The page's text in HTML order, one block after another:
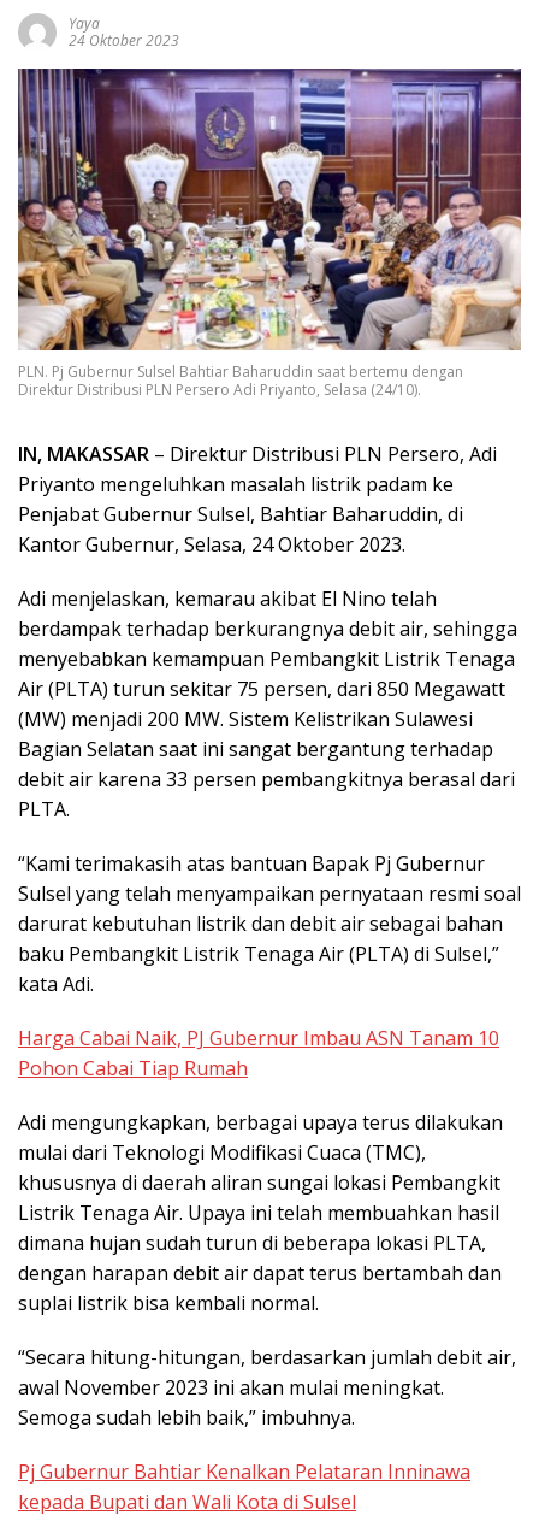
Yaya
24 Oktober 2023
PLN. Pj Gubernur Sulsel Bahtiar Baharuddin saat bertemu dengan
Direktur Distribusi PLN Persero Adi Priyanto, Selasa (24/10).
IN, MAKASSAR – Direktur Distribusi PLN Persero, Adi
Priyanto mengeluhkan masalah listrik padam ke
Penjabat Gubernur Sulsel, Bahtiar Baharuddin, di
Kantor Gubernur, Selasa, 24 Oktober 2023.
Adi menjelaskan, kemarau akibat El Nino telah
berdampak terhadap berkurangnya debit air, sehingga
menyebabkan kemampuan Pembangkit Listrik Tenaga
Air (PLTA) turun sekitar 75 persen, dari 850 Megawatt
(MW) menjadi 200 MW. Sistem Kelistrikan Sulawesi
Bagian Selatan saat ini sangat bergantung terhadap
debit air karena 33 persen pembangkitnya berasal dari
PLTA.
“Kami terimakasih atas bantuan Bapak Pj Gubernur
Sulsel yang telah menyampaikan pernyataan resmi soal
darurat kebutuhan listrik dan debit air sebagai bahan
baku Pembangkit Listrik Tenaga Air (PLTA) di Sulsel,”
kata Adi.
Harga Cabai Naik, PJ Gubernur Imbau ASN Tanam 10
Pohon Cabai Tiap Rumah
Adi mengungkapkan, berbagai upaya terus dilakukan
mulai dari Teknologi Modifikasi Cuaca (TMC),
khususnya di daerah aliran sungai lokasi Pembangkit
Listrik Tenaga Air. Upaya ini telah membuahkan hasil
dimana hujan sudah turun di beberapa lokasi PLTA,
dengan harapan debit air dapat terus bertambah dan
suplai listrik bisa kembali normal.
“Secara hitung-hitungan, berdasarkan jumlah debit air,
awal November 2023 ini akan mulai meningkat.
Semoga sudah lebih baik,” imbuhnya.
Pj Gubernur Bahtiar Kenalkan Pelataran Inninawa
kepada Bupati dan Wali Kota di Sulsel